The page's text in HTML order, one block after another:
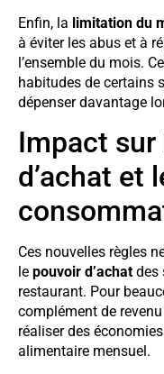
Enfin, la limitation du
à éviter les abus et à
l’ensemble du mois.
habitudes de certains
dépenser davantage
Impact
d’achat et
Ces nouvelles règles
le pouvoir d’achat des
restaurant. Pour
complément de
réaliser des
alimentaire mensuel.